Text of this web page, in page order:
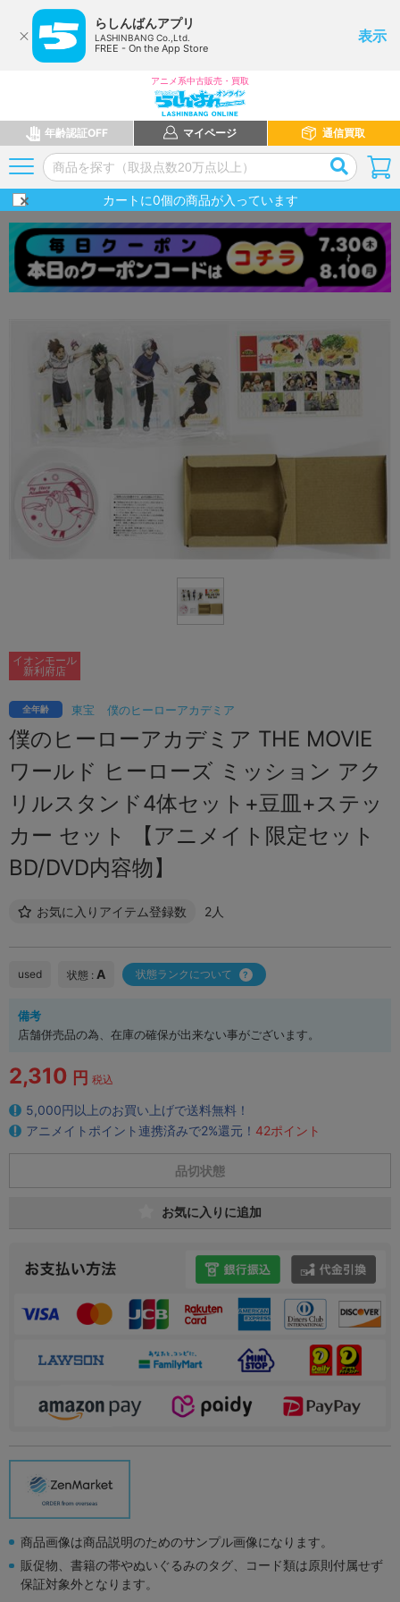
らしんばんアプリ
LASHINBANG Co.,Ltd.
FREE - On the App Store
表示
アニメ系中古販売・買取
年齢認証OFF マイページ 通信買取
カートに0個の商品が入っています
東宝 僕のヒーローアカデミア
全年齢
僕のヒーローアカデミア THE MOVIE
ワールド ヒーローズ ミッション アク
リルスタンド4体セット+豆皿+ステッ
カー セット 【アニメイト限定セット
BD/DVD内容物】
お気に入りアイテム登録数 2人
イオンモール
新利府店
used 状態 : A 状態ランクについて
備考
店舗併売品の為、在庫の確保が出来ない事がございます。
2,310 円 税込
5,000円以上のお買い上げで送料無料！
アニメイトポイント連携済みで2%還元！ 42ポイント
品切状態
お気に入りに追加
商品画像は商品説明のためのサンプル画像になります。
販促物、書籍の帯やぬいぐるみのタグ、コード類は原則付属せず
保証対象外となります。